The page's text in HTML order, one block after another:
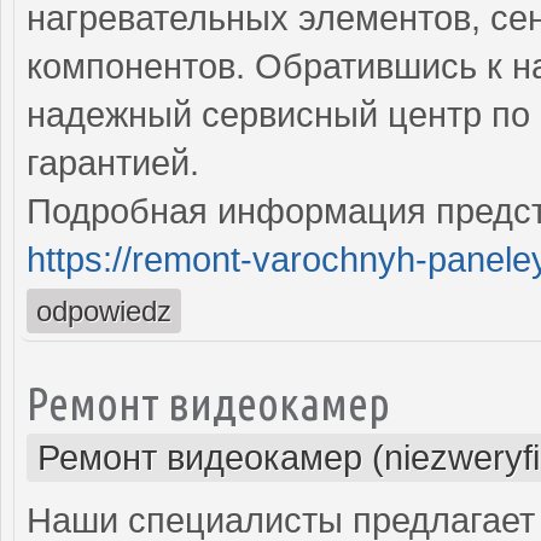
нагревательных элементов,
компонентов. Обратившись к
надежный сервисный центр
гарантией.
Подробная информация
https://remont-varochnyh-
odpowiedz
Ремонт видеокамер
Ремонт видеокамер
Наши специалисты